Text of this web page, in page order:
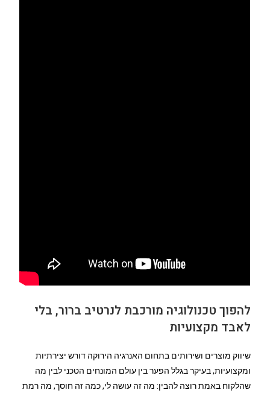
להפוך טכנולוגיה מורכבת לנרטיב ברור, בלי
לאבד מקצועיות
שיווק מוצרים ושירותים בתחום האנרגיה הירוקה דורש יצירתיות
ומקצועיות, בעיקר בגלל הפער בין עולם המונחים הטכני לבין מה
שהלקוח באמת רוצה להבין: מה זה עושה לי, כמה זה חוסך, מה רמת